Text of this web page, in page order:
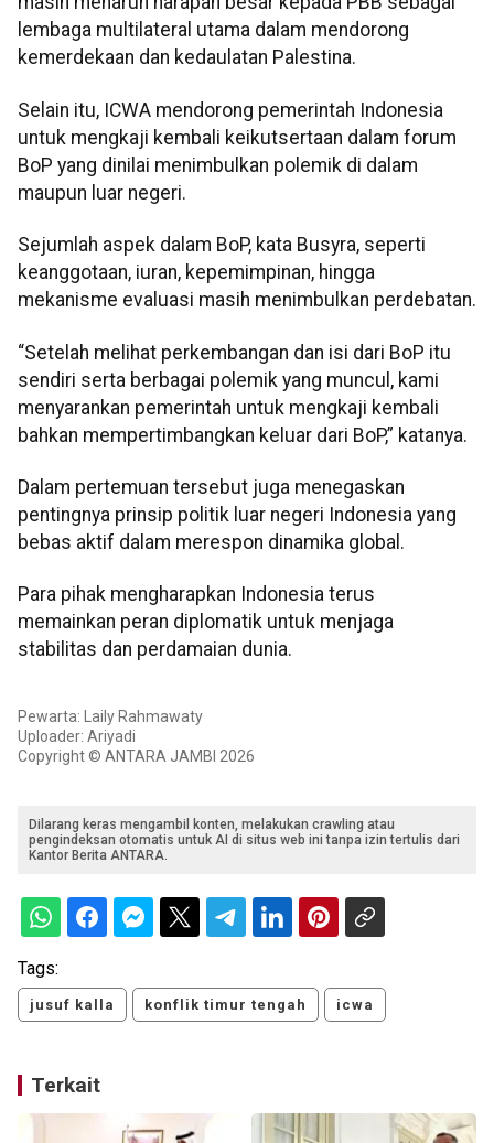
lembaga multilateral utama dalam mendorong
kemerdekaan dan kedaulatan Palestina.
Selain itu, ICWA mendorong pemerintah Indonesia
untuk mengkaji kembali keikutsertaan dalam forum
BoP yang dinilai menimbulkan polemik di dalam
maupun luar negeri.
Sejumlah aspek dalam BoP, kata Busyra, seperti
keanggotaan, iuran, kepemimpinan, hingga
mekanisme evaluasi masih menimbulkan perdebatan.
“Setelah melihat perkembangan dan isi dari BoP itu
sendiri serta berbagai polemik yang muncul, kami
menyarankan pemerintah untuk mengkaji kembali
bahkan mempertimbangkan keluar dari BoP,” katanya.
Dalam pertemuan tersebut juga menegaskan
pentingnya prinsip politik luar negeri Indonesia yang
bebas aktif dalam merespon dinamika global.
Para pihak mengharapkan Indonesia terus
memainkan peran diplomatik untuk menjaga
stabilitas dan perdamaian dunia.
Pewarta: Laily Rahmawaty
Uploader: Ariyadi
Copyright © ANTARA JAMBI 2026
Dilarang keras mengambil konten, melakukan crawling atau
pengindeksan otomatis untuk AI di situs web ini tanpa izin tertulis dari
Kantor Berita ANTARA.
Tags:
jusuf kalla konflik timur tengah icwa
Terkait